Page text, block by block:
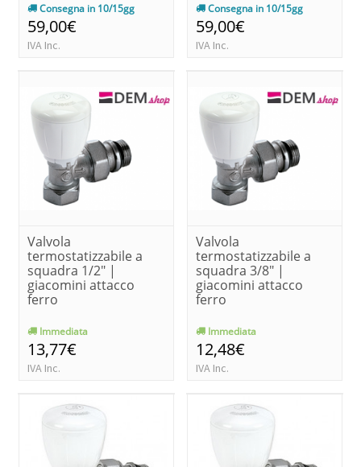
Consegna in 10/15gg
59,00€
IVA Inc.
Consegna in 10/15gg
59,00€
IVA Inc.
Valvola
termostatizzabile a
squadra 1/2" |
giacomini attacco
ferro
Immediata
13,77€
IVA Inc.
Valvola
termostatizzabile a
squadra 3/8" |
giacomini attacco
ferro
Immediata
12,48€
IVA Inc.